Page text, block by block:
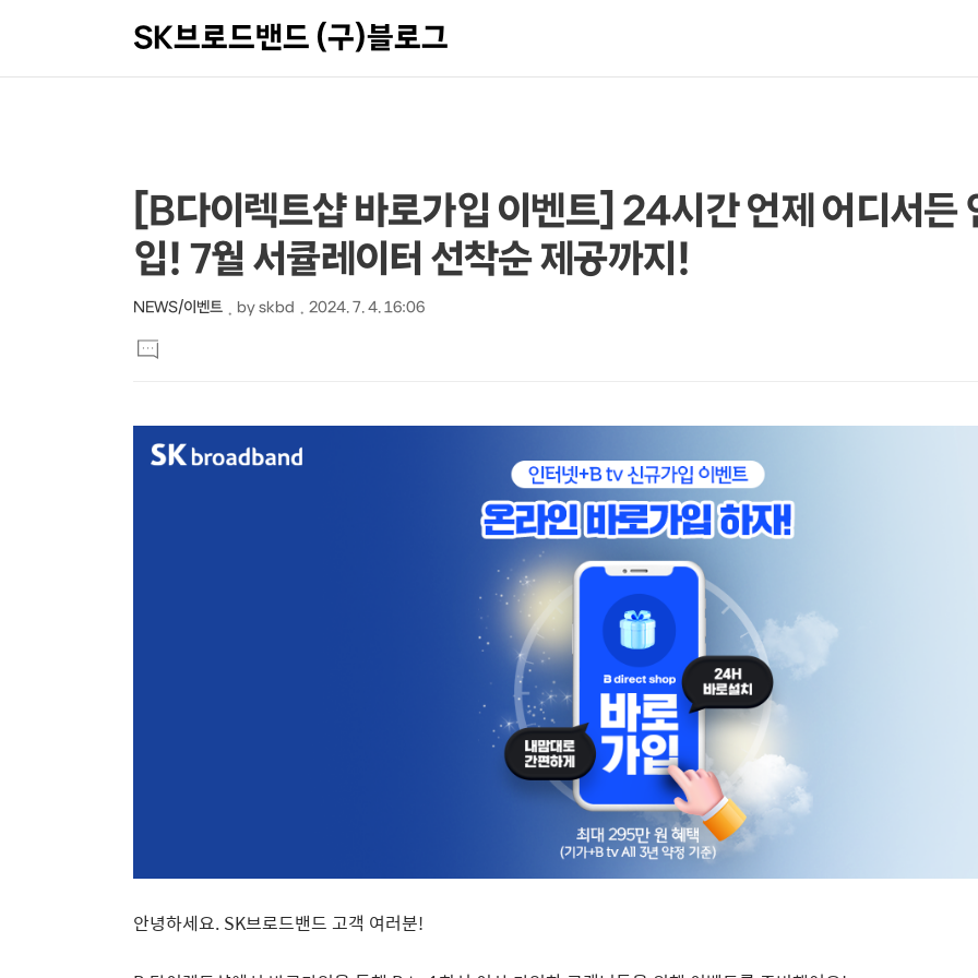
SK브로드밴드 (구)블로그
상
세
컨
텐
츠
본
문
제
목
[B다이렉트샵 바로가입 이벤트] 24시간 언제 어디서든
입! 7월 서큘레이터 선착순 제공까지!
NEWS/이벤트 by skbd 2024. 7. 4. 16:06
문
댓
글
안녕하세요. SK브로드밴드 고객 여러분!